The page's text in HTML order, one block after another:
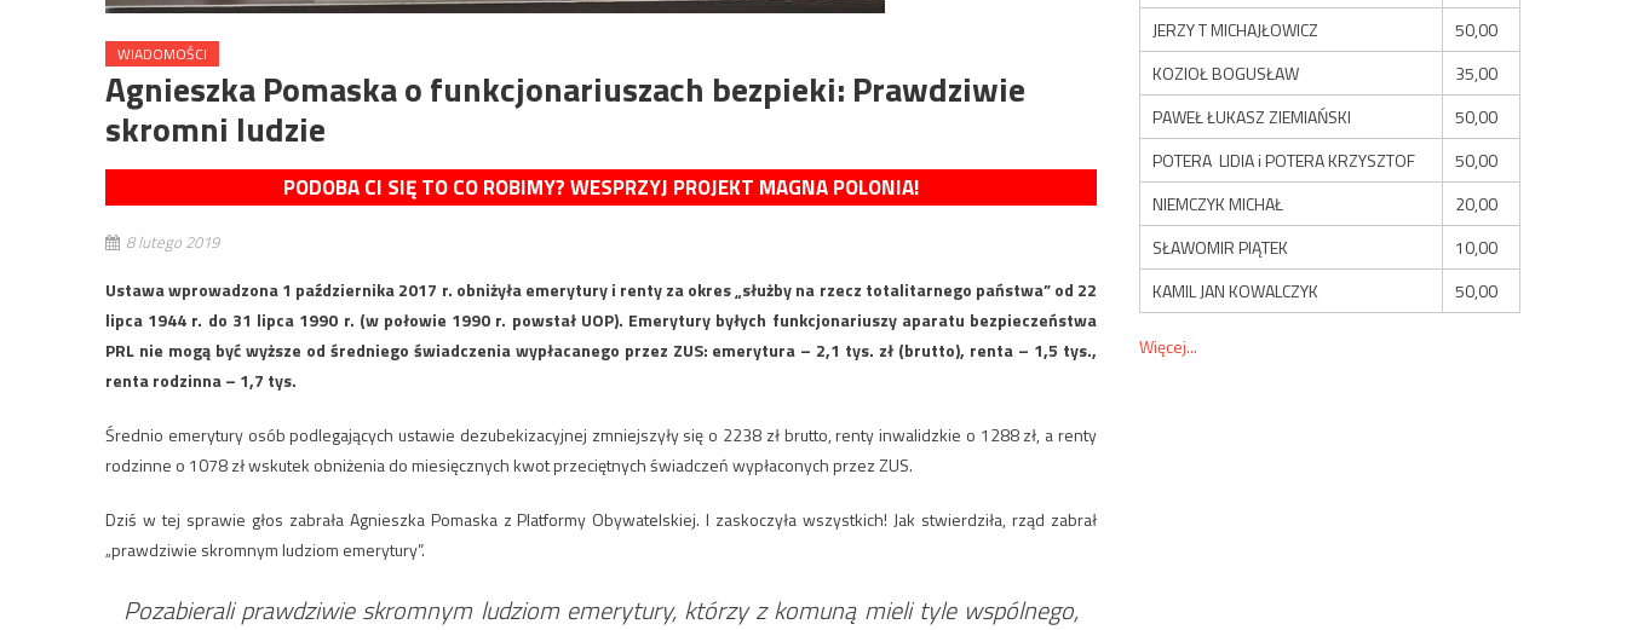
WIADOMOŚCI
Agnieszka Pomaska o funkcjonariuszach bezpieki: Prawdziwie
skromni ludzie
PODOBA CI SIĘ TO CO ROBIMY? WESPRZYJ PROJEKT MAGNA POLONIA!
8 lutego 2019
Ustawa wprowadzona 1 października 2017 r. obniżyła emerytury i renty za okres „służby na rzecz totalitarnego państwa” od 22
lipca 1944 r. do 31 lipca 1990 r. (w połowie 1990 r. powstał UOP). Emerytury byłych funkcjonariuszy aparatu bezpieczeństwa
PRL nie mogą być wyższe od średniego świadczenia wypłacanego przez ZUS: emerytura – 2,1 tys. zł (brutto), renta – 1,5 tys.,
renta rodzinna – 1,7 tys.
Średnio emerytury osób podlegających ustawie dezubekizacyjnej zmniejszyły się o 2238 zł brutto, renty inwalidzkie o 1288 zł, a renty
rodzinne o 1078 zł wskutek obniżenia do miesięcznych kwot przeciętnych świadczeń wypłaconych przez ZUS.
Dziś w tej sprawie głos zabrała Agnieszka Pomaska z Platformy Obywatelskiej. I zaskoczyła wszystkich! Jak stwierdziła, rząd zabrał
„prawdziwie skromnym ludziom emerytury”.
Pozabierali prawdziwie skromnym ludziom emerytury, którzy z komuną mieli tyle wspólnego,
JERZY T MICHAJŁOWICZ
50,00
KOZIOŁ BOGUSŁAW
35,00
PAWEŁ ŁUKASZ ZIEMIAŃSKI
50,00
POTERA LIDIA i POTERA KRZYSZTOF
50,00
NIEMCZYK MICHAŁ
20,00
SŁAWOMIR PIĄTEK
10,00
KAMIL JAN KOWALCZYK
50,00
Więcej...